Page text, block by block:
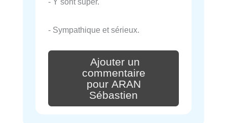
- Sympathique et sérieux.
Ajouter un
commentaire
pour ARAN
Sébastien